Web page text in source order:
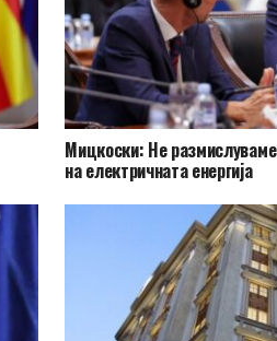
Мицкоски: Не
на електричната енергија